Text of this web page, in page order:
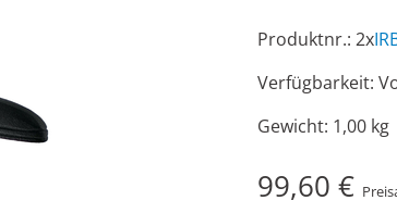
Produktnr.: 2x
Verfügbarkeit:
Gewicht: 1,00 kg
99,60 €